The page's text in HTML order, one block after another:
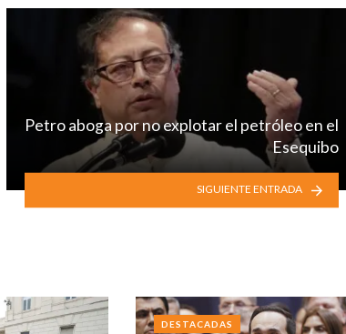
Petro aboga por no explotar el petróleo en el
Esequibo
SIGUIENTE ENTRADA
DESTACADAS